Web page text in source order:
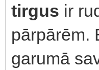
tirgus ir
pārpārēm.
garumā